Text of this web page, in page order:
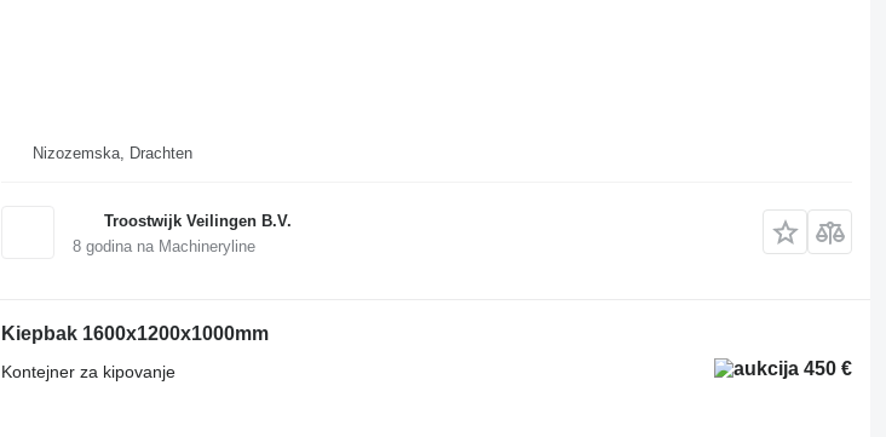
Nizozemska, Drachten
Troostwijk Veilingen B.V.
8godina na Machineryline
Kiepbak 1600x1200x1000mm
450 €
Kontejner za kipovanje